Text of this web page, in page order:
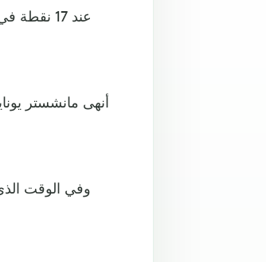
أنهى مانشستر
وفي الوقت